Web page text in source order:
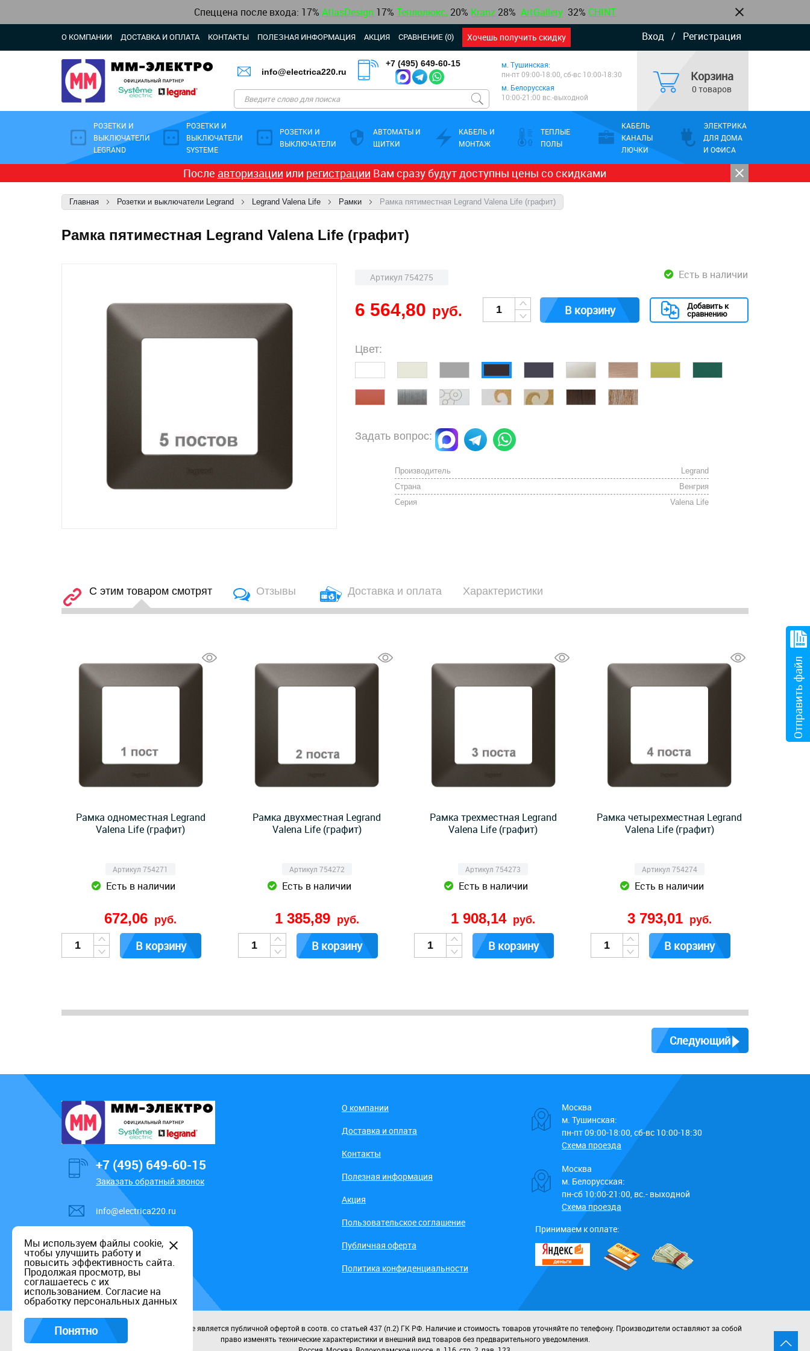
Спеццена после входа: 17% AtlasDesign 17% Теплолюкс, 20% Kranz 28% ArtGallery 32% CHINT
Вход / Регистрация
О КОМПАНИИ ДОСТАВКА И ОПЛАТА КОНТАКТЫ ПОЛЕЗНАЯ ИНФОРМАЦИЯ АКЦИЯ СРАВНЕНИЕ (0) Хочешь получить скидку
info@electrica220.ru
+7 (495) 649-60-15
м. Тушинская:
пн-пт 09:00-18:00, сб-вс 10:00-18:30
м. Белорусская
10:00-21:00 вс.-выходной
Корзина
0 товаров
РОЗЕТКИ И
ВЫКЛЮЧАТЕЛИ
LEGRAND
РОЗЕТКИ И
ВЫКЛЮЧАТЕЛИ
SYSTEME
РОЗЕТКИ И
ВЫКЛЮЧАТЕЛИ
АВТОМАТЫ И
ЩИТКИ
КАБЕЛЬ И
МОНТАЖ
ТЕПЛЫЕ
ПОЛЫ
КАБЕЛЬ
КАНАЛЫ
ЛЮЧКИ
ЭЛЕКТРИКА
ДЛЯ ДОМА
И ОФИСА
После авторизации или регистрации Вам сразу будут доступны цены со скидками
Главная Розетки и выключатели Legrand Legrand Valena Life Рамки Рамка пятиместная Legrand Valena Life (графит)
Рамка пятиместная Legrand Valena Life (графит)
Есть в наличии
Артикул 754275
6 564,80 руб. В корзину Добавить к
сравнению
Цвет:
Задать вопрос:
Производитель
Legrand
Страна
Венгрия
Серия
Valena Life
С этим товаром смотрят Отзывы Доставка и оплата Характеристики
Рамка одноместная Legrand
Valena Life (графит)
Артикул 754271
Есть в наличии
672,06 руб.
В корзину
Рамка двухместная Legrand
Valena Life (графит)
Артикул 754272
Есть в наличии
1 385,89 руб.
В корзину
Рамка трехместная Legrand
Valena Life (графит)
Артикул 754273
Есть в наличии
1 908,14 руб.
В корзину
Рамка четырехместная Legrand
Valena Life (графит)
Артикул 754274
Есть в наличии
3 793,01 руб.
В корзину
Следующий
+7 (495) 649-60-15
Заказать обратный звонок
info@electrica220.ru
О компании
Доставка и оплата
Контакты
Полезная информация
Акция
Пользовательское соглашение
Публичная оферта
Политика конфиденциальности
Москва
м. Тушинская:
пн-пт 09:00-18:00, сб-вс 10:00-18:30
Схема проезда
Москва
м. Белорусская:
пн-сб 10:00-21:00, вс.- выходной
Схема проезда
Принимаем к оплате:
Данный информационный ресурс не является публичной офертой в соотв. со статьей 437 (п.2) ГК РФ. Наличие и стоимость товаров уточняйте по телефону. Производители оставляют за собой
право изменять технические характеристики и внешний вид товаров без предварительного уведомления.
Отправить файл
Мы используем файлы cookie,
чтобы улучшить работу и
повысить эффективность сайта.
Продолжая просмотр, вы
соглашаетесь с их
использованием. Согласие на
обработку персональных данных
Понятно